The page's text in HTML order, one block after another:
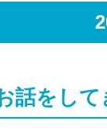
話をして